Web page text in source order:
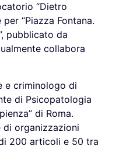
“Dietro
“Piazza Fontana.
pubblicato da
collabora
e criminologo di
di Psicopatologia
di Roma.
di organizzazioni
200 articoli e 50 tra